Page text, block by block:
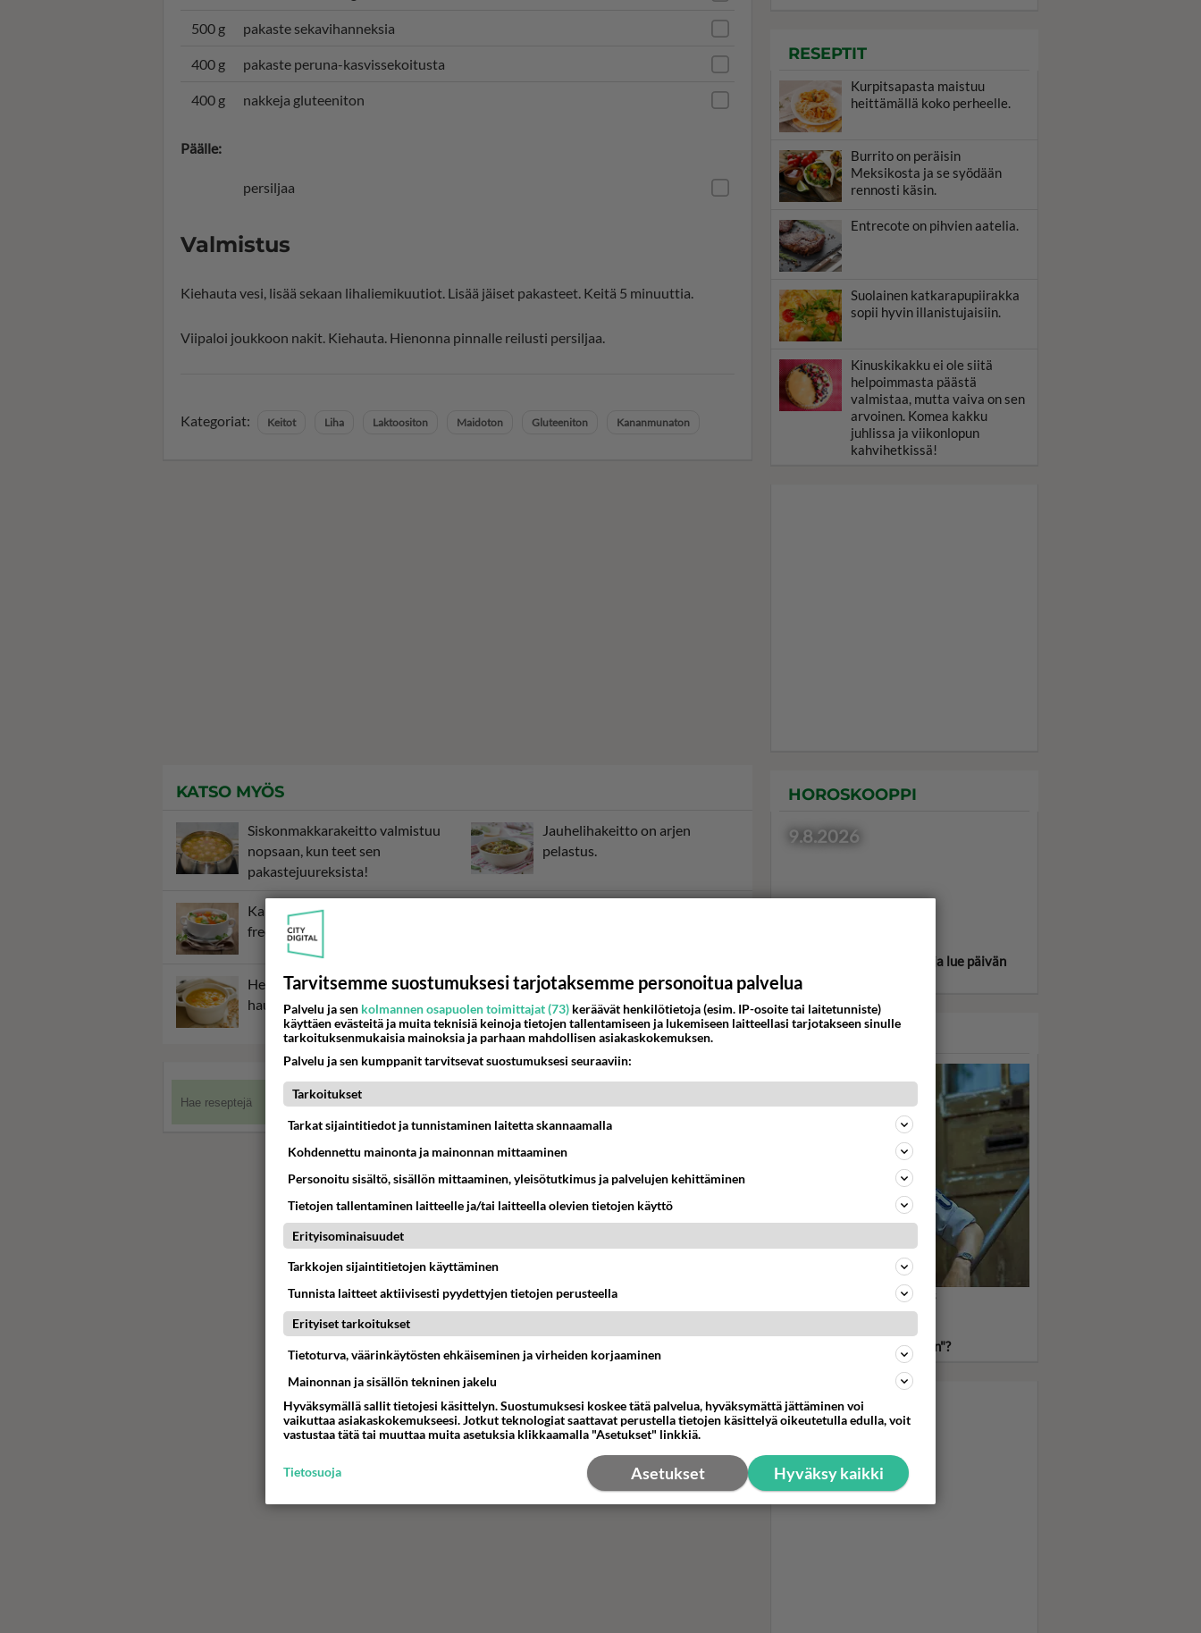
500 g pakaste sekavihanneksia
400 g pakaste peruna-kasvissekoitusta
400 g nakkeja gluteeniton
Päälle:
persiljaa
Valmistus
Kiehauta vesi, lisää sekaan lihaliemikuutiot. Lisää jäiset pakasteet. Keitä 5 minuuttia.
Viipaloi joukkoon nakit. Kiehauta. Hienonna pinnalle reilusti persiljaa.
Kategoriat: Keitot Liha Laktoositon Maidoton Gluteeniton Kananmunaton
KATSO MYÖS
Siskonmakkarakeitto valmistuu
nopsaan, kun teet sen
pakastejuureksista!
Jauhelihakeitto on arjen
pelastus.
Kanakeitto saa makua
freesauksesta.
Hernekeitto syntyy hitaasti
hauduttamalla.
Vietnamilainen
riisinuudelikeitto saa makunsa
mm.
RESEPTIT
Kurpitsapasta maistuu
heittämällä koko perheelle.
Burrito on peräisin
Meksikosta ja se syödään
rennosti käsin.
Entrecote on pihvien aatelia.
Suolainen katkarapupiirakka
sopii hyvin illanistujaisiin.
Kinuskikakku ei ole siitä
helpoimmasta päästä
valmistaa, mutta vaiva on sen
arvoinen. Komea kakku
juhlissa ja viikonlopun
kahvihetkissä!
HOROSKOOPPI
9.8.2026
Valitse oma tähtimerkkisi ja lue päivän
horoskooppi!
Lupsakka Reinikainen taas
tv:ssä! Mutta kuka sanoi
ylikomisarioksi pääsisikään"?
Tarvitsemme suostumuksesi tarjotaksemme personoitua palvelua
Palvelu ja sen kolmannen osapuolen toimittajat (73) keräävät henkilötietoja (esim. IP-osoite tai laitetunniste)
käyttäen evästeitä ja muita teknisiä keinoja tietojen tallentamiseen ja lukemiseen laitteellasi tarjotakseen sinulle
tarkoituksenmukaisia mainoksia ja parhaan mahdollisen asiakaskokemuksen.
Palvelu ja sen kumppanit tarvitsevat suostumuksesi seuraaviin:
Tarkoitukset
Tarkat sijaintitiedot ja tunnistaminen laitetta skannaamalla
Kohdennettu mainonta ja mainonnan mittaaminen
Personoitu sisältö, sisällön mittaaminen, yleisötutkimus ja palvelujen kehittäminen
Tietojen tallentaminen laitteelle ja/tai laitteella olevien tietojen käyttö
Erityisominaisuudet
Tarkkojen sijaintitietojen käyttäminen
Tunnista laitteet aktiivisesti pyydettyjen tietojen perusteella
Erityiset tarkoitukset
Tietoturva, väärinkäytösten ehkäiseminen ja virheiden korjaaminen
Mainonnan ja sisällön tekninen jakelu
Hyväksymällä sallit tietojesi käsittelyn. Suostumuksesi koskee tätä palvelua, hyväksymättä jättäminen voi
vaikuttaa asiakaskokemukseesi. Jotkut teknologiat saattavat perustella tietojen käsittelyä oikeutetulla edulla, voit
vastustaa tätä tai muuttaa muita asetuksia klikkaamalla "Asetukset" linkkiä.
Hyväksy kaikki
Asetukset
Tietosuoja